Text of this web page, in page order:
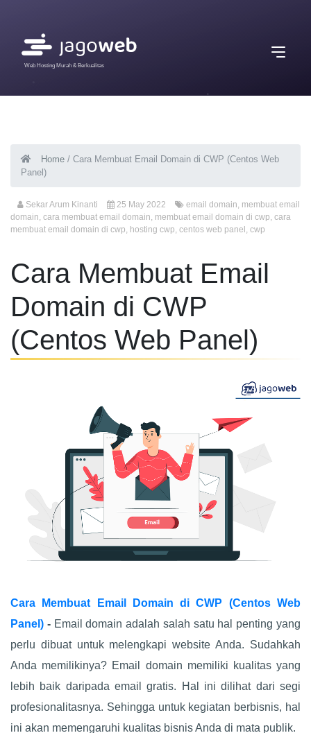
Web Hosting Murah & Berkualitas
Home / Cara Membuat Email Domain di CWP (Centos Web
Panel)
Sekar Arum Kinanti 25 May 2022 email domain, membuat email
domain, cara membuat email domain, membuat email domain di cwp, cara
membuat email domain di cwp, hosting cwp, centos web panel , cwp
Cara Membuat Email
Domain di CWP
(Centos Web Panel)
Cara Membuat Email Domain di CWP (Centos Web
Panel) - Email domain adalah salah satu hal penting yang
perlu dibuat untuk melengkapi website Anda. Sudahkah
Anda memilikinya? Email domain memiliki kualitas yang
lebih baik daripada email gratis. Hal ini dilihat dari segi
profesionalitasnya. Sehingga untuk kegiatan berbisnis, hal
ini akan memengaruhi kualitas bisnis Anda di mata publik.